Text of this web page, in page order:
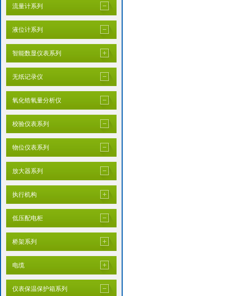
流量计系列
液位计系列
智能数显仪表系列
无纸记录仪
氧化锆氧量分析仪
校验仪表系列
物位仪表系列
放大器系列
执行机构
低压配电柜
桥架系列
电缆
仪表保温保护箱系列